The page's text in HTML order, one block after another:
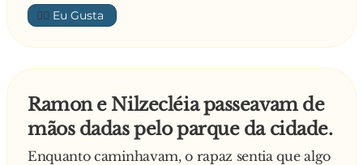
Porém os economistas não compraram
nenhum. Quando o cobrador estava chegando
os matemáticos foram para o banheiro. Quando
bilhete ao condutor. O bilhete não retornou: os
economistas pegaram nele e foram para outro
banheiro.
👍🏼
Ramon e Nilzecléia passeavam de
mãos dadas pelo parque da cidade.
Enquanto caminhavam, o rapaz sentia que algo